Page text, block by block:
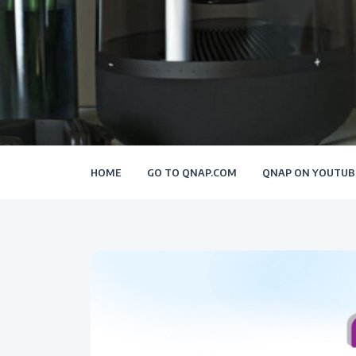
HOME GO TO QNAP.COM QNAP ON